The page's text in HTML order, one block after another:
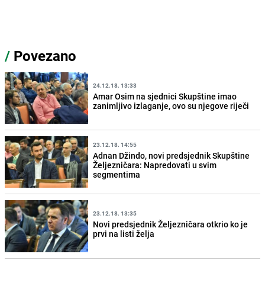
/ Povezano
24.12.18. 13:33
Amar Osim na sjednici Skupštine imao
zanimljivo izlaganje, ovo su njegove riječi
23.12.18. 14:55
Adnan Džindo, novi predsjednik Skupštine
Željezničara: Napredovati u svim
segmentima
23.12.18. 13:35
Novi predsjednik Željezničara otkrio ko je
prvi na listi želja